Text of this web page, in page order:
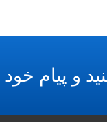
و پیام خود